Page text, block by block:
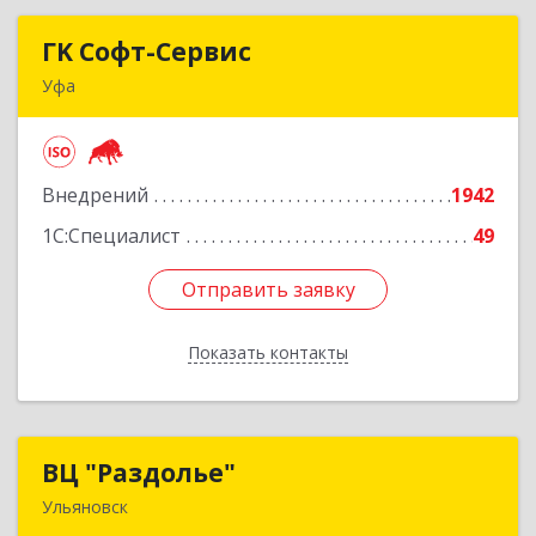
ГK Софт-Сервис
Уфа
Внедрений
1942
1С:Специалист
49
Отправить заявку
Показать контакты
Подробнее
Отправить заявку
Назад
ВЦ "Раздолье"
Ульяновск